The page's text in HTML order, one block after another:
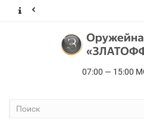
07:00 — 15:00